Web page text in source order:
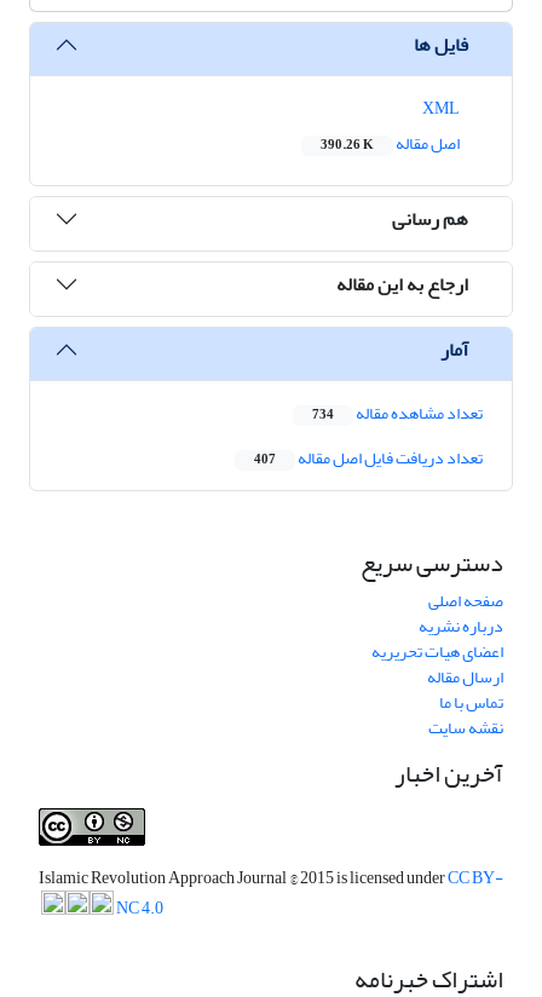
فایل ها
اصل مقاله
390.26 K
هم رسانی
ارجاع به این مقاله
آمار
تعداد مشاهده مقاله 734
تعداد دریافت فایل اصل مقاله 407
دسترسی سریع
صفحه اصلی
درباره نشریه
اعضای هیات تحریریه
ارسال مقاله
تماس با ما
نقشه سایت
آخرین اخبار
Islamic Revolution Approach Journal© 2015 is licensed underCC BY-
NC 4.0
اشتراک خبرنامه